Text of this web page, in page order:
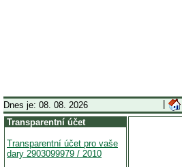
Dnes je: 08. 08. 2026
Transparentní účet
Transparentní účet pro vaše
dary 2903099979 / 2010